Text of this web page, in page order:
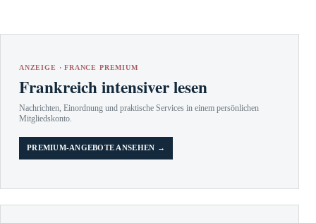
ANZEIGE · FRANCE PREMIUM
Frankreich intensiver lesen
Nachrichten, Einordnung und praktische Services in einem persönlichen
Mitgliedskonto.
PREMIUM-ANGEBOTE ANSEHEN →